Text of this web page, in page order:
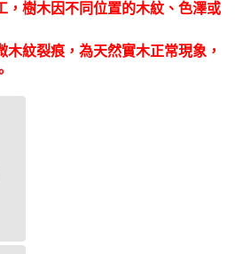
，樹木因不同位置的木紋、色澤或
木紋裂痕，為天然實木正常現象，